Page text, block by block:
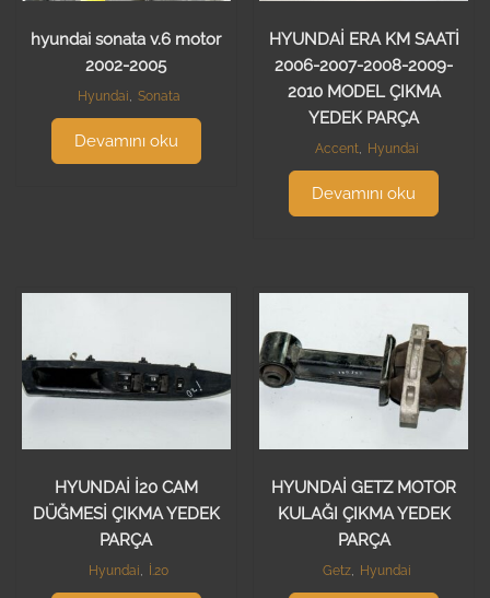
hyundai sonata v.6 motor
2002-2005
Hyundai, Sonata
Devamını oku
HYUNDAİ ERA KM SAATİ
2006-2007-2008-2009-
2010 MODEL ÇIKMA
YEDEK PARÇA
Accent, Hyundai
Devamını oku
HYUNDAİ İ20 CAM
DÜĞMESİ ÇIKMA YEDEK
PARÇA
Hyundai, İ.20
HYUNDAİ GETZ MOTOR
KULAĞI ÇIKMA YEDEK
PARÇA
Getz, Hyundai